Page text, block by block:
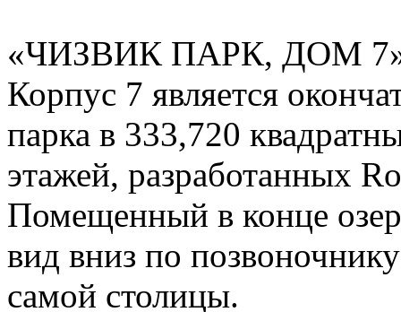
«ЧИЗВИК ПАРК, ДОМ
Корпус 7 является
парка в 333,720
этажей, разработанных
Помещенный в конце
вид вниз по
самой столицы.